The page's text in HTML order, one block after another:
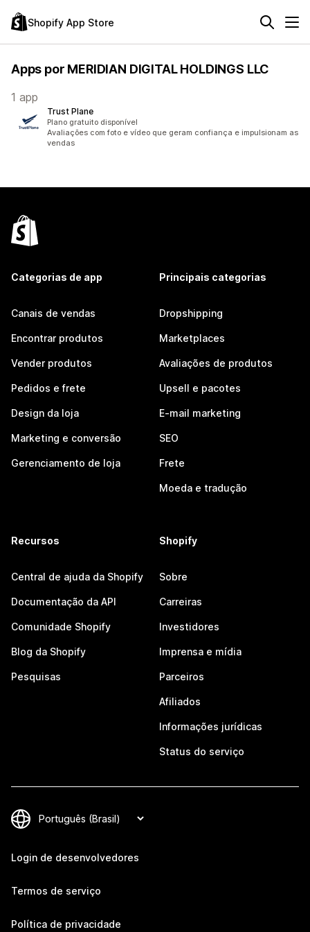
Shopify App Store
Apps por MERIDIAN DIGITAL HOLDINGS LLC
1 app
Trust Plane
Plano gratuito disponível
Avaliações com foto e vídeo que geram confiança e impulsionam as
vendas
Categorias de app
Canais de vendas
Encontrar produtos
Vender produtos
Pedidos e frete
Design da loja
Marketing e conversão
Gerenciamento de loja
Principais categorias
Dropshipping
Marketplaces
Avaliações de produtos
Upsell e pacotes
E-mail marketing
SEO
Frete
Moeda e tradução
Recursos
Central de ajuda da Shopify
Documentação da API
Comunidade Shopify
Blog da Shopify
Pesquisas
Shopify
Sobre
Carreiras
Investidores
Imprensa e mídia
Parceiros
Afiliados
Informações jurídicas
Status do serviço
Login de desenvolvedores
Termos de serviço
Política de privacidade